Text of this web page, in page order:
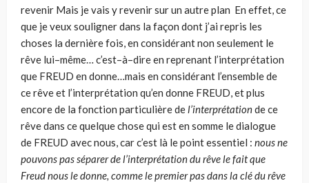
revenir Mais je vais y revenir sur un autre plan En effet, ce
que je veux souligner dans la façon dont j’ai repris les
choses la dernière fois, en considérant non seu­lement le
rêve lui–même… c’est–à–dire en reprenant l’interprétation
que FREUD en donne…mais en considérant l’ensemble de
ce rêve et l’interprétation qu’en donne FREUD, et plus
encore de la fonction particulière del’interprétationde ce
rêve dans ce quelque chose qui est en somme le dialogue
de FREUD avec nous, car c’est là le point essentiel : nous ne
pouvons pas séparer de l’interprétation du rêve le fait que
Freud nous le donne, comme le premier pas dans la clé du rêve